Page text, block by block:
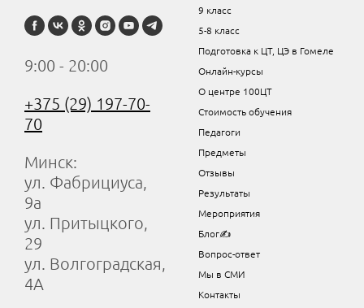
9:00 - 20:00
+375 (29) 197-70-
70
Минск:
ул. Фабрициуса,
9а
ул. Притыцкого,
29
ул. Волгоградская,
4А
9 класс
5-8 класс
Подготовка к ЦТ, ЦЭ в Гомеле
Онлайн-курсы
О центре 100ЦТ
Стоимость обучения
Педагоги
Предметы
Отзывы
Результаты
Мероприятия
Блог✍
Вопрос-ответ
Мы в СМИ
Контакты